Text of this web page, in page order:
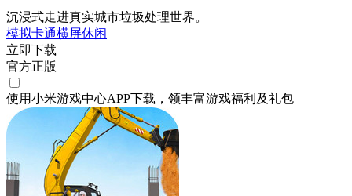
沉浸式走进真实城市垃圾处理世界。
模拟卡通横屏休闲
立即下载
官方正版
使用小米游戏中心APP下载 ，领丰富游戏福利 及礼包